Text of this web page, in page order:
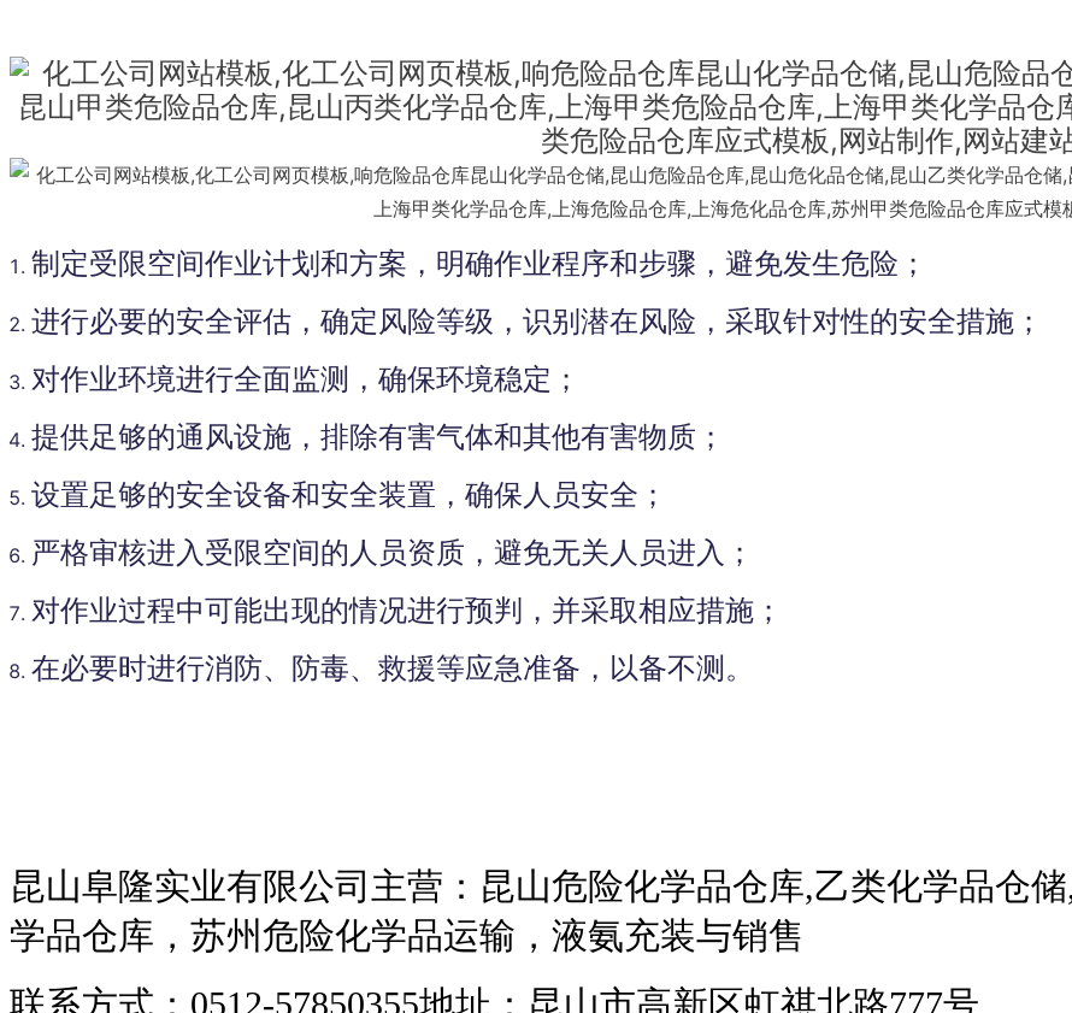
制定受限空间作业计划和方案，明确作业程序和步骤，避免发生危险；
进行必要的安全评估，确定风险等级，识别潜在风险，采取针对性的安全措施；
对作业环境进行全面监测，确保环境稳定；
提供足够的通风设施，排除有害气体和其他有害物质；
设置足够的安全设备和安全装置，确保人员安全；
严格审核进入受限空间的人员资质，避免无关人员进入；
对作业过程中可能出现的情况进行预判，并采取相应措施；
在必要时进行消防、防毒、救援等应急准备，以备不测。
昆山阜隆实业有限公司主营：昆山危险化学品仓库,乙类化学品仓
学品仓库，苏州危险化学品运输，液氨充装与销售
联系方式：0512-57850355地址：昆山市高新区虹祺北路777号